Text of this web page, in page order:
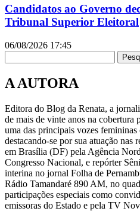
Candidatos ao Governo
Tribunal Superior Eleitoral
06/08/2026 17:45
A AUTORA
Editora do Blog da Renata, a
de mais de vinte anos na cobertura
uma das principais vozes
destacando-se por sua atuação nas
em Brasília (DF) pela Agência
Congresso Nacional, e repórter
interina no jornal Folha de
Rádio Tamandaré 890 AM, no
participações especiais como
emissoras do Estado e pela TV